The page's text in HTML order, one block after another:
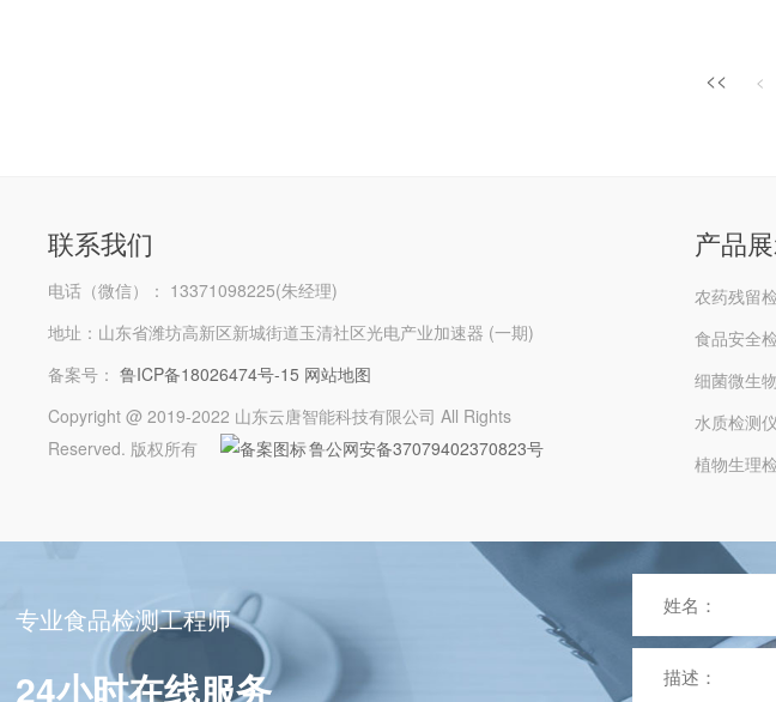
<< <
联系我们
电话（微信）： 13371098225(朱经理)
地址：山东省潍坊高新区新城街道玉清社区光电产业加速器 (一期)
备案号： 鲁ICP备18026474号-15 网站地图
Copyright @ 2019-2022 山东云唐智能科技有限公司 All Rights
Reserved. 版权所有
鲁公网安备37079402370823号
产品
农药残留
食品安全
细菌微生
水质检测仪
植物生理
专业食品检测工程师
24小时在线服务